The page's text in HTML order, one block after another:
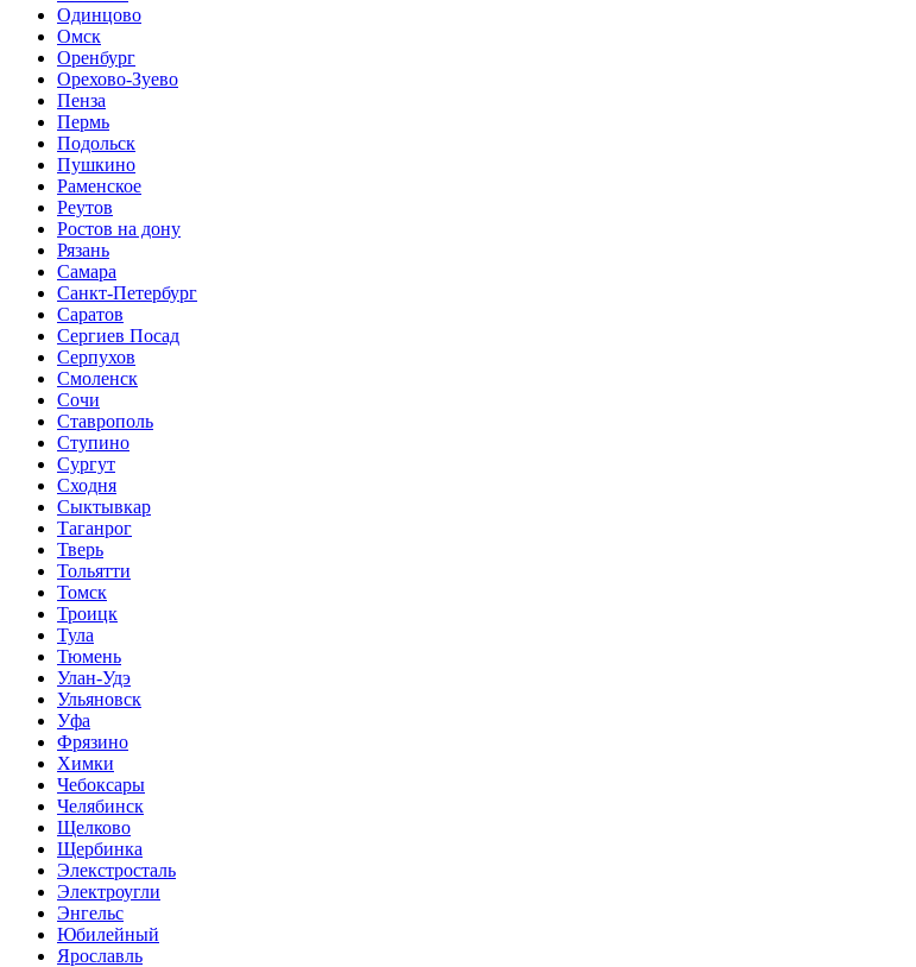
Одинцово
Омск
Оренбург
Орехово-Зуево
Пенза
Пермь
Подольск
Пушкино
Раменское
Реутов
Ростов на дону
Рязань
Самара
Санкт-Петербург
Саратов
Сергиев Посад
Серпухов
Смоленск
Сочи
Ставрополь
Ступино
Сургут
Сходня
Сыктывкар
Таганрог
Тверь
Тольятти
Томск
Троицк
Тула
Тюмень
Улан-Удэ
Ульяновск
Уфа
Фрязино
Химки
Чебоксары
Челябинск
Щелково
Щербинка
Элекстросталь
Электроугли
Энгельс
Юбилейный
Ярославль